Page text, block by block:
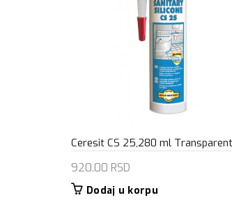
Ceresit CS 25,280 ml
920.00 RSD
Dodaj u korpu